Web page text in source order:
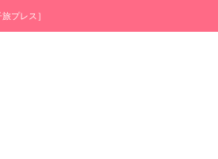
プレス］